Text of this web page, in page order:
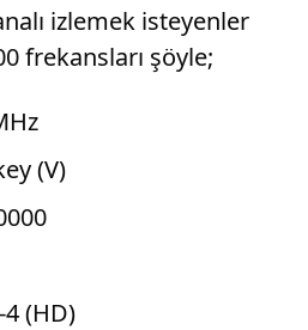
izlemek isteyenler
frekansları şöyle;
(V)
4 (HD)